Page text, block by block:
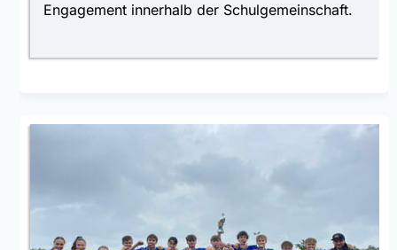
Engagement innerhalb der Schulgemeinschaft.